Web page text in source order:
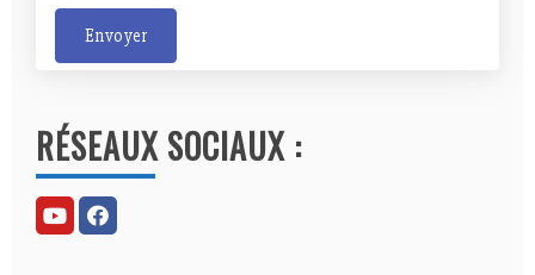
Envoyer
t
e
r
n
RÉSEAUX SOCIAUX :